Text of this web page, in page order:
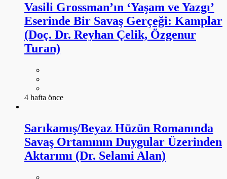
Vasili Grossman’ın ‘Yaşam ve Yazgı’
Eserinde Bir Savaş Gerçeği: Kamplar
(Doç. Dr. Reyhan Çelik, Özgenur
Turan)
4 hafta önce
Sarıkamış/Beyaz Hüzün Romanında
Savaş Ortamının Duygular Üzerinden
Aktarımı (Dr. Selami Alan)